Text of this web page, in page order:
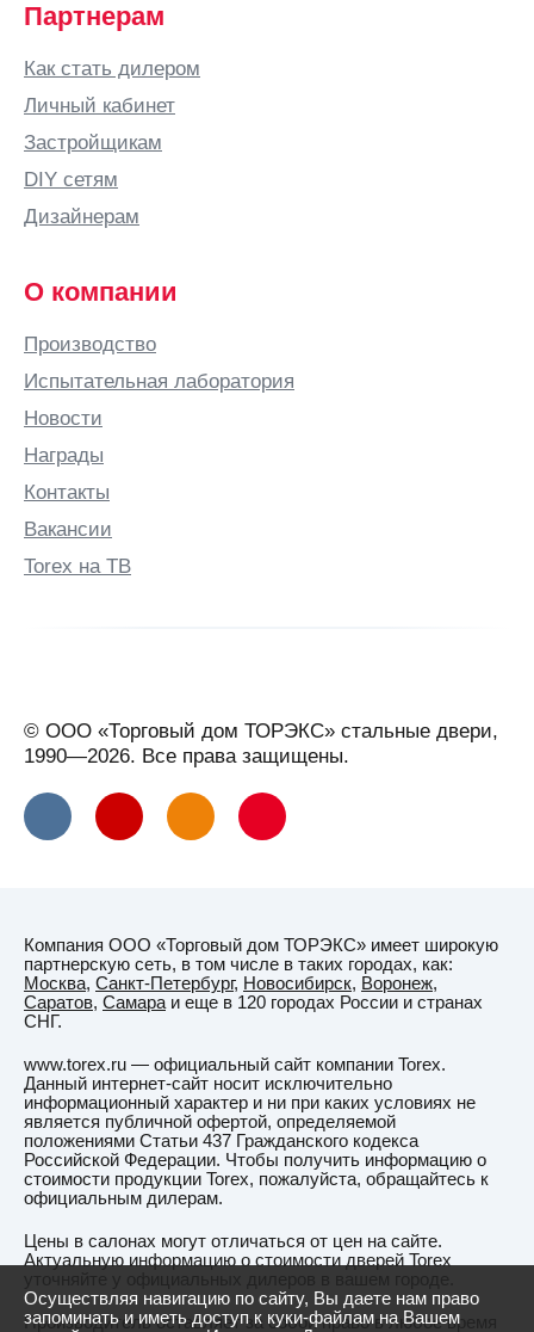
Партнерам
Как стать дилером
Личный кабинет
Застройщикам
DIY сетям
Дизайнерам
О компании
Производство
Испытательная лаборатория
Новости
Награды
Контакты
Вакансии
Torex на ТВ
© ООО «Торговый дом ТОРЭКС» стальные двери,
1990—2026. Все права защищены.
Компания ООО «Торговый дом ТОРЭКС» имеет широкую
партнерскую сеть, в том числе в таких городах, как:
Москва, Санкт-Петербург, Новосибирск, Воронеж,
Саратов, Самараи еще в 120 городах России и странах
СНГ.
www.torex.ru — официальный сайт компании Torex.
Данный интернет-сайт носит исключительно
информационный характер и ни при каких условиях не
является публичной офертой, определяемой
положениями Статьи 437 Гражданского кодекса
Российской Федерации. Чтобы получить информацию о
стоимости продукции Torex, пожалуйста, обращайтесь к
официальным дилерам.
Цены в салонах могут отличаться от цен на сайте.
Актуальную информацию о стоимости дверей Torex
Производитель оставляет за собой право в любое время
Осуществляя навигацию по сайту, Вы даете нам право
запоминать и иметь доступ к куки-файлам на Вашем